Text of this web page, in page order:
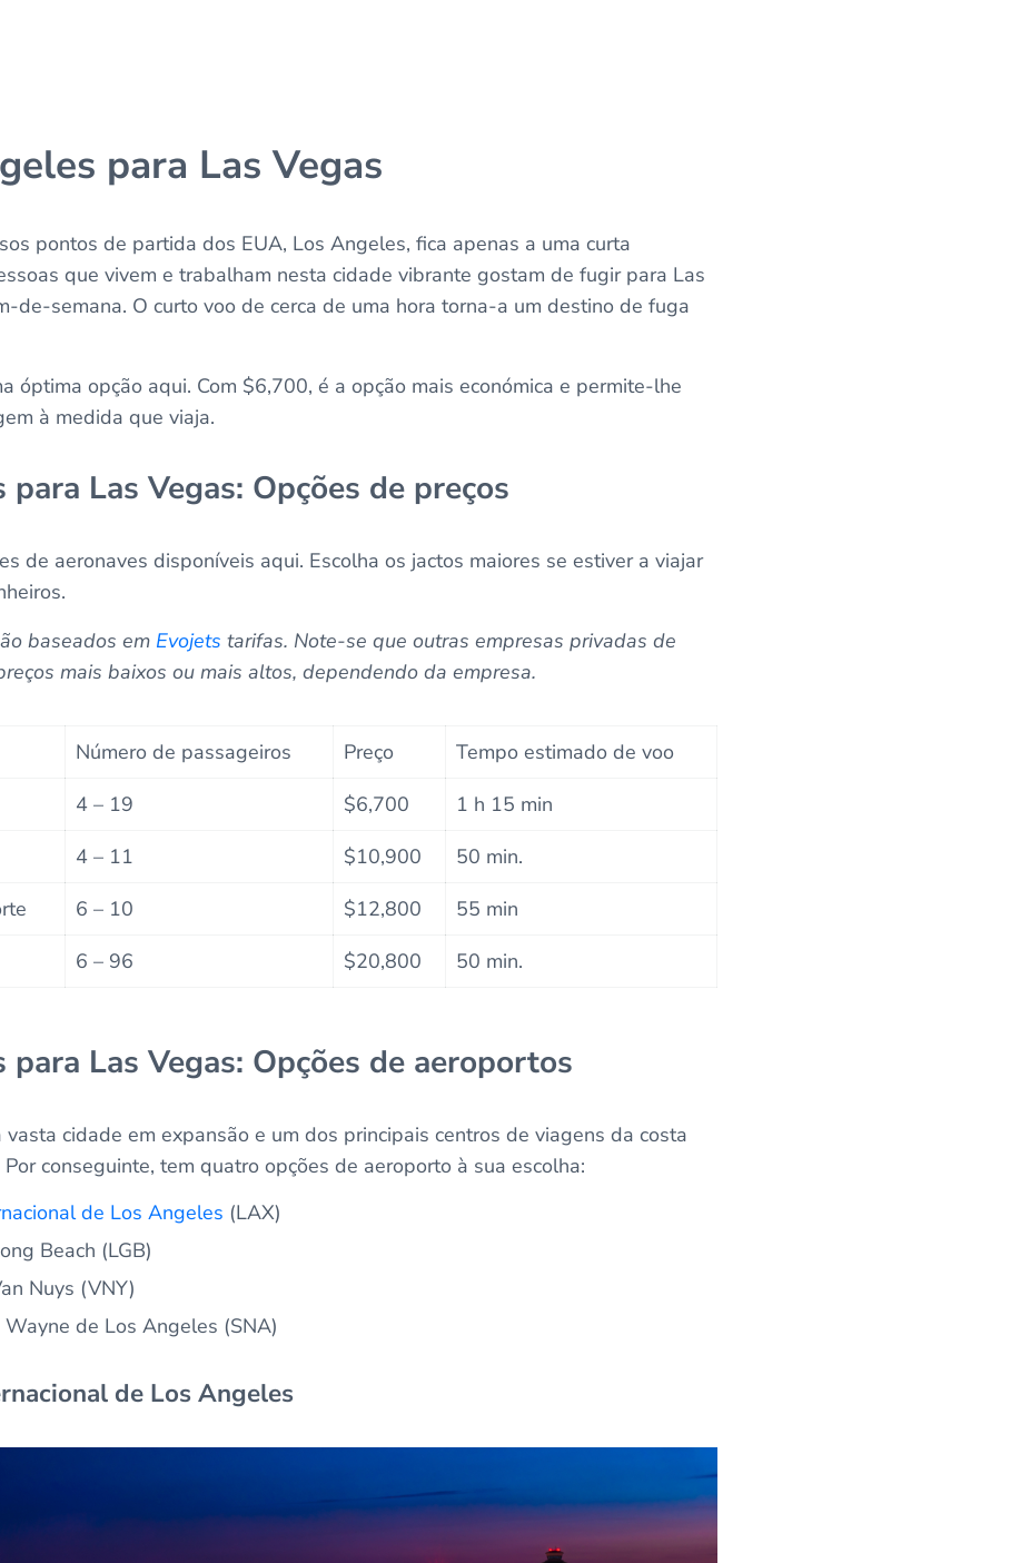
para Las Vegas
pontos de partida dos EUA, Los Angeles, fica apenas a uma curta
que vivem e trabalham nesta cidade vibrante gostam de fugir para Las
de-semana. O curto voo de cerca de uma hora torna-a um destino de fuga
óptima opção aqui. Com $6,700, é a opção mais económica e permite-lhe
à medida que viaja.
para Las Vegas: Opções de preços
de aeronaves disponíveis aqui. Escolha os jactos maiores se estiver a viajar
baseados em Evojets tarifas. Note-se que outras empresas privadas de
mais baixos ou mais altos, dependendo da empresa.
Número de passageiros Preço
Tempo estimado de voo
4 – 19 $6,700
1 h 15 min
4 – 11 $10,900
50 min.
6 – 10 $12,800
55 min
6 – 96 $20,800 50 min.
para Las Vegas: Opções de aeroportos
cidade em expansão e um dos principais centros de viagens da costa
conseguinte, tem quatro opções de aeroporto à sua escolha:
de Los Angeles (LAX)
Beach (LGB)
Nuys (VNY)
de Los Angeles (SNA)
de Los Angeles